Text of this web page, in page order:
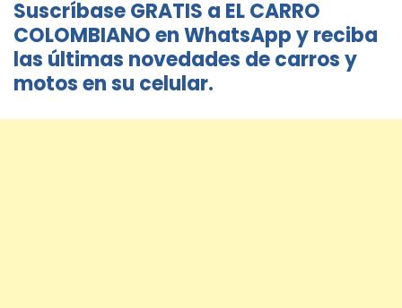
Suscríbase GRATIS a EL CARRO
COLOMBIANO en WhatsApp y reciba
las últimas novedades de carros y
motos en su celular.